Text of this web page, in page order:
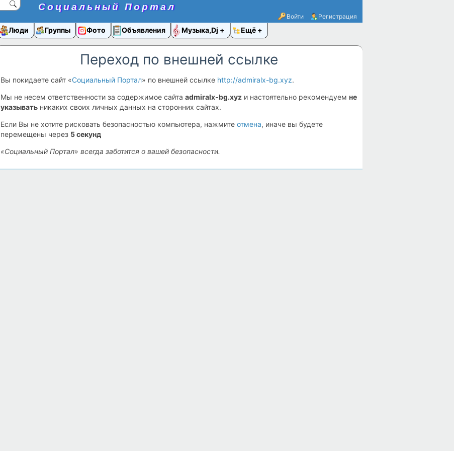
Социальный Портал
Войти Регистрация
Люди Группы Фото Объявления Музыка,Dj Ещё
Переход по внешней ссылке
Вы покидаете сайт «Социальный Портал» по внешней ссылке http://admiralx-bg.xyz.
Мы не несем ответственности за содержимое сайта admiralx-bg.xyz и настоятельно рекомендуем не
указывать никаких своих личных данных на сторонних сайтах.
Если Вы не хотите рисковать безопасностью компьютера, нажмите отмена, иначе вы будете
перемещены через 5секунд
«Социальный Портал» всегда заботится о вашей безопасности.